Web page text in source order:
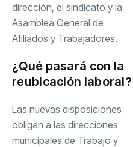
dirección, el sindicato y la
Asamblea General de
Afiliados y Trabajadores.
¿Qué pasará con la
reubicación laboral?
Las nuevas disposiciones
obligan a las direcciones
municipales de Trabajo y